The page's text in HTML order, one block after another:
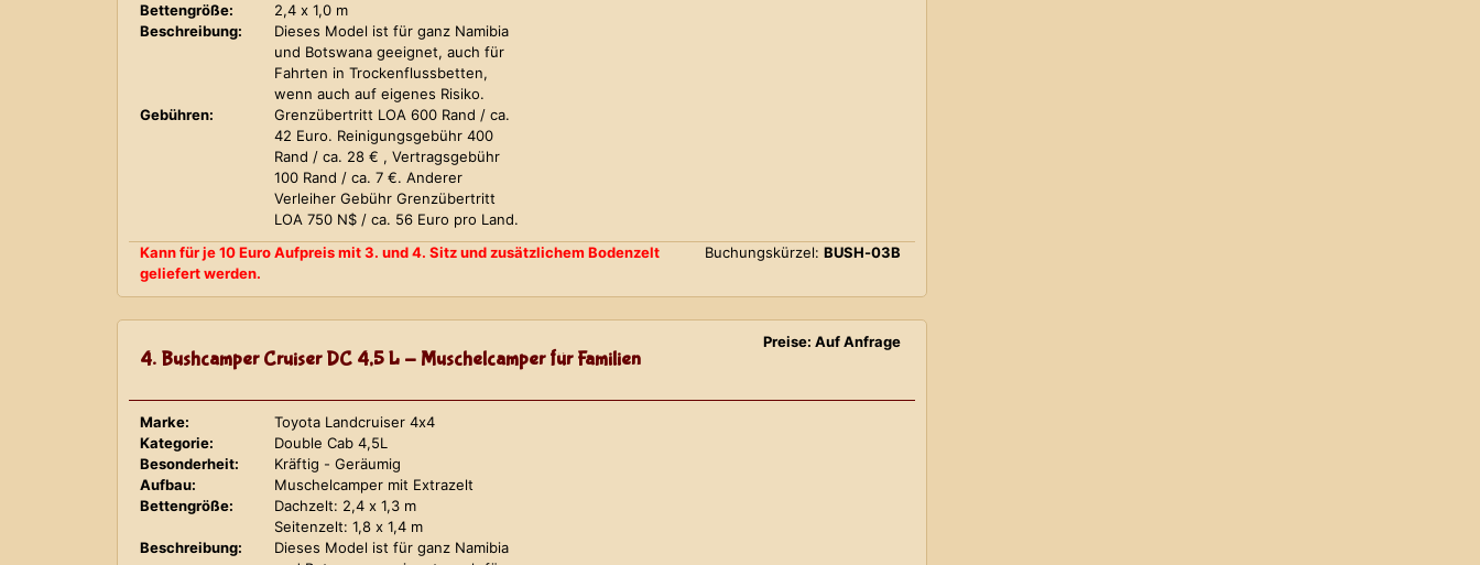
Bettengröße:
2,4 x 1,0 m
Beschreibung:
Dieses Model ist für ganz Namibia
und Botswana geeignet, auch für
Fahrten in Trockenflussbetten,
wenn auch auf eigenes Risiko.
Gebühren:
Grenzübertritt LOA 600 Rand / ca.
42 Euro. Reinigungsgebühr 400
Rand / ca. 28 € , Vertragsgebühr
100 Rand / ca. 7 €. Anderer
Verleiher Gebühr Grenzübertritt
LOA 750 N$ / ca. 56 Euro pro Land.
Kann für je 10 Euro Aufpreis mit 3. und 4. Sitz und zusätzlichem Bodenzelt
geliefert werden.
Buchungskürzel: BUSH-03B
4. Bushcamper Cruiser DC 4,5 L - Muschelcamper für Familien
Preise: Auf Anfrage
Marke:
Toyota Landcruiser 4x4
Kategorie:
Double Cab 4,5L
Besonderheit:
Kräftig - Geräumig
Aufbau:
Muschelcamper mit Extrazelt
Bettengröße:
Dachzelt: 2,4 x 1,3 m
Seitenzelt: 1,8 x 1,4 m
Beschreibung:
Dieses Model ist für ganz Namibia